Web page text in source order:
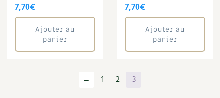
7,70€
Ajouter au
panier
7,70€
Ajouter au
panier
← 1 2 3